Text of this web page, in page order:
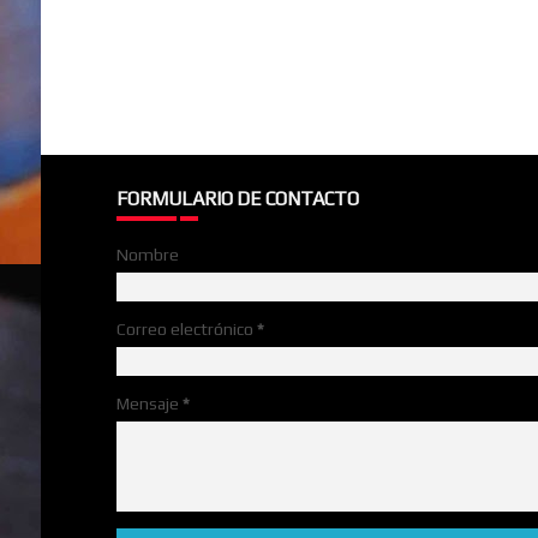
FORMULARIO DE CONTACTO
Nombre
Correo electrónico*
Mensaje*